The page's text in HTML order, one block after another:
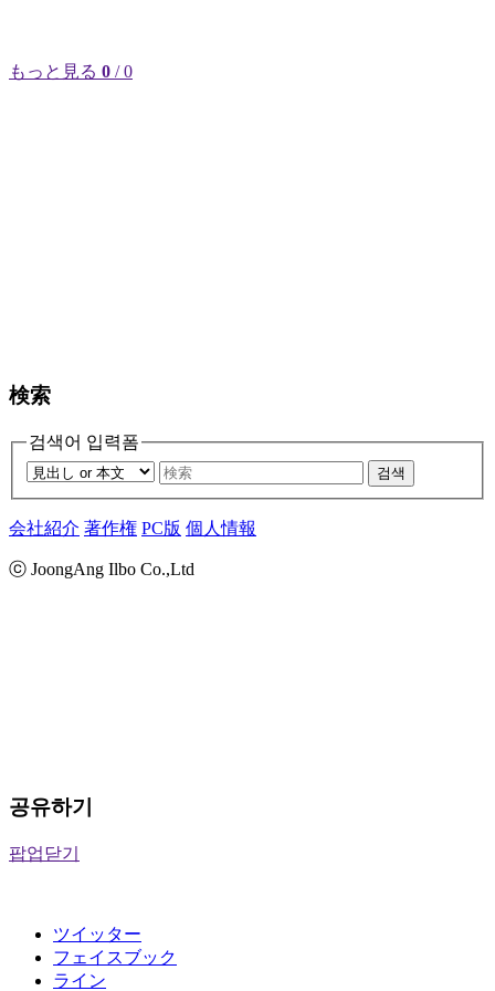
もっと見る 0 / 0
検索
검색어 입력폼
검색
会社紹介 著作権 PC版 個人情報
ⓒ JoongAng Ilbo Co.,Ltd
공유하기
팝업닫기
ツイッター
フェイスブック
ライン